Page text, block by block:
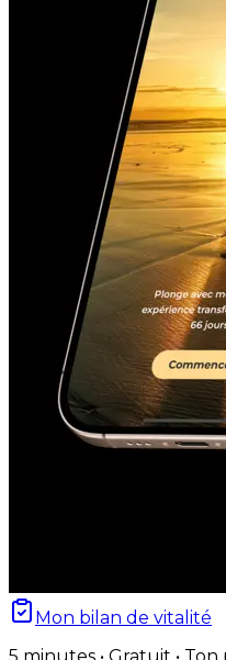
Mon bilan de vitalité